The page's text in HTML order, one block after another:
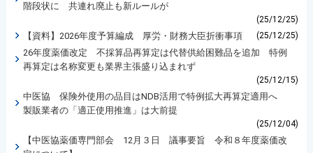
階段状に 共連れ廃止も新ルールが
(25/12/25)
【資料】2026年度予算編成 厚労・財務大臣折衝事項 (25/12/25)
26年度薬価改定 不採算品再算定は代替供給困難品を追加 特例
再算定は名称変更も業界主張盛り込まれず
(25/12/15)
中医協 保険外使用の品目はNDB活用で特例拡大再算定適用へ
製販業者の「適正使用推進」は大前提
(25/12/04)
【中医協薬価専門部会 12月３日 議事要旨 令和８年度薬価改